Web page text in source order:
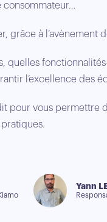
grâce à l’avènement
quelles
l’excellence des
pour vous permettre
pratiques.
Yann